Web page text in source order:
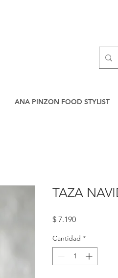
ANA PINZON FOOD STYLIST
TAZA
$ 7.190Precio
Cantidad *